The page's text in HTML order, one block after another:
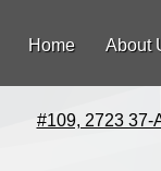
Home About
#109, 2723 37-